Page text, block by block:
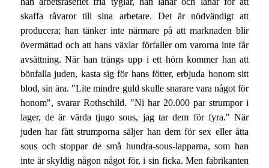
skaffa råvaror till sina arbetare. Det är nödvändigt att
producera; han tänker inte närmare på att marknaden blir
övermättad och att hans växlar förfaller om varorna inte får
avsättning. När han trängs upp i ett hörn kommer han att
bönfalla juden, kasta sig för hans fötter, erbjuda honom sitt
blod, sin ära. "Lite mindre guld skulle snarare vara något för
honom", svarar Rothschild. "Ni har 20.000 par strumpor i
lager, de är värda tjugo sous, jag tar dem för fyra." När
juden har fått strumporna säljer han dem för sex eller åtta
sous och stoppar de små hundra-sous-lapparna, som han
inte är skyldig någon något för, i sin ficka. Men fabrikanten